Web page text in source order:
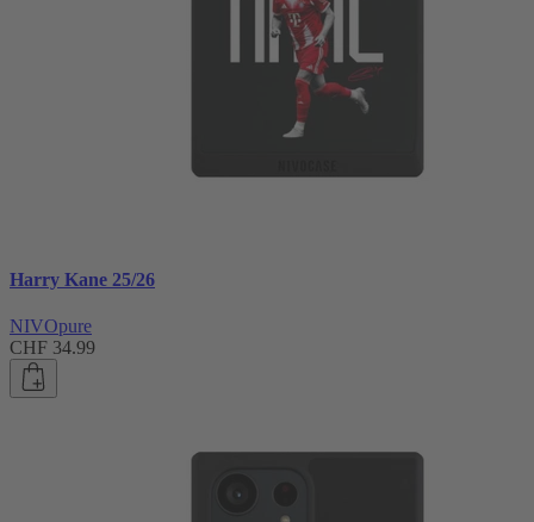
Harry Kane 25/26
NIVOpure
CHF 34.99